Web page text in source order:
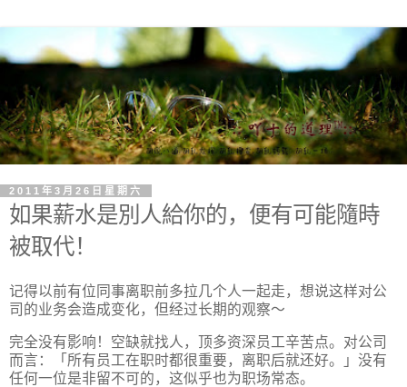
2011年3月26日星期六
如果薪水是別人給你的，便有可能隨時
被取代！
记得以前有位同事离职前多拉几个人一起走，想说这样对公
司的业务会造成变化，但经过长期的观察～
完全没有影响！空缺就找人，顶多资深员工辛苦点。对公司
而言：「所有员工在职时都很重要，离职后就还好。」没有
任何一位是非留不可的，这似乎也为职场常态。